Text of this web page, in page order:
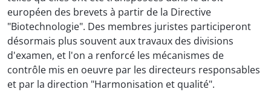
européen des brevets à partir de la Directive
"Biotechnologie". Des membres juristes participeront
désormais plus souvent aux travaux des divisions
d'examen, et l'on a renforcé les mécanismes de
contrôle mis en oeuvre par les directeurs responsables
et par la direction "Harmonisation et qualité".